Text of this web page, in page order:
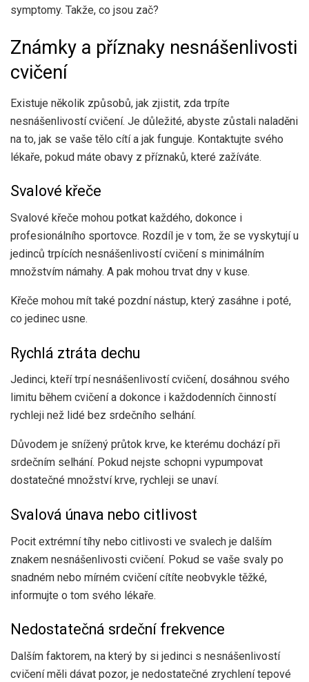
symptomy. Takže, co jsou zač?
Známky a příznaky nesnášenlivosti
cvičení
Existuje několik způsobů, jak zjistit, zda trpíte
nesnášenlivostí cvičení. Je důležité, abyste zůstali naladěni
na to, jak se vaše tělo cítí a jak funguje. Kontaktujte svého
lékaře, pokud máte obavy z příznaků, které zažíváte.
Svalové křeče
Svalové křeče mohou potkat každého, dokonce i
profesionálního sportovce. Rozdíl je v tom, že se vyskytují u
jedinců trpících nesnášenlivostí cvičení s minimálním
množstvím námahy. A pak mohou trvat dny v kuse.
Křeče mohou mít také pozdní nástup, který zasáhne i poté,
co jedinec usne.
Rychlá ztráta dechu
Jedinci, kteří trpí nesnášenlivostí cvičení, dosáhnou svého
limitu během cvičení a dokonce i každodenních činností
rychleji než lidé bez srdečního selhání.
Důvodem je snížený průtok krve, ke kterému dochází při
srdečním selhání. Pokud nejste schopni vypumpovat
dostatečné množství krve, rychleji se unaví.
Svalová únava nebo citlivost
Pocit extrémní tíhy nebo citlivosti ve svalech je dalším
znakem nesnášenlivosti cvičení. Pokud se vaše svaly po
snadném nebo mírném cvičení cítíte neobvykle těžké,
informujte o tom svého lékaře.
Nedostatečná srdeční frekvence
Dalším faktorem, na který by si jedinci s nesnášenlivostí
cvičení měli dávat pozor, je nedostatečné zrychlení tepové